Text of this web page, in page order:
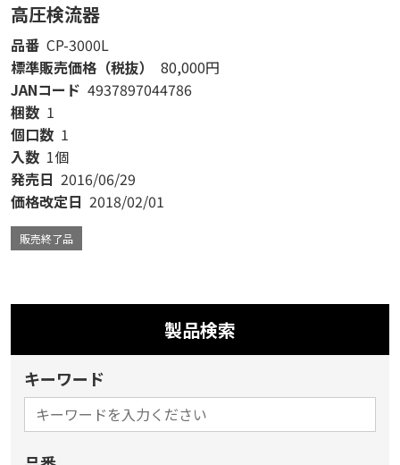
高圧検流器
品番 CP-3000L
標準販売価格（税抜）
80,000円
JANコード 4937897044786
梱数 1
個口数 1
入数 1個
発売日 2016/06/29
価格改定日 2018/02/01
販売終了品
製品検索
キーワード